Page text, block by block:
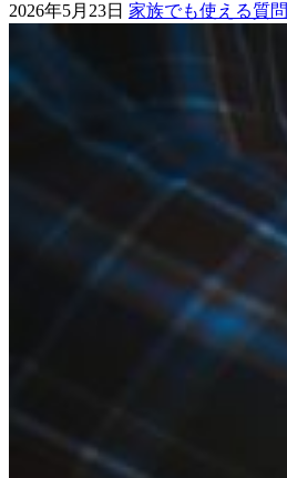
2026年5月23日 家族でも使える質問